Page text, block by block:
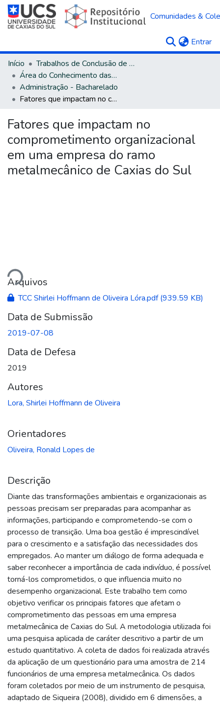
Comunidades &
Entrar
Início
Trabalhos de Conclusão de Curso
Área do Conhecimento das Ciências Sociais Aplicadas
Administração - Bacharelado
Fatores que impactam no comprometimento organizacional em uma empresa do ramo metalmecânico de Caxias do Sul
Fatores que impactam no
comprometimento organizacional
em uma empresa do ramo
metalmecânico de Caxias do Sul
Arquivos
TCC Shirlei Hoffmann de Oliveira Lóra.pdf(939.59 KB)
Data de Submissão
2019-07-08
Data de Defesa
2019
Autores
Lora, Shirlei Hoffmann de Oliveira
Orientadores
Oliveira, Ronald Lopes de
Descrição
Diante das transformações ambientais e organizacionais as
pessoas precisam ser preparadas para acompanhar as
informações, participando e comprometendo-se com o
processo de transição. Uma boa gestão é imprescindível
para o crescimento e a satisfação das necessidades dos
empregados. Ao manter um diálogo de forma adequada e
saber reconhecer a importância de cada indivíduo, é possível
torná-los comprometidos, o que influencia muito no
desempenho organizacional. Este trabalho tem como
objetivo verificar os principais fatores que afetam o
comprometimento das pessoas em uma empresa
metalmecânica de Caxias do Sul. A metodologia utilizada foi
uma pesquisa aplicada de caráter descritivo a partir de um
estudo quantitativo. A coleta de dados foi realizada através
da aplicação de um questionário para uma amostra de 214
funcionários de uma empresa metalmecânica. Os dados
foram coletados por meio de um instrumento de pesquisa,
adaptado de Siqueira (2008), dividido em 6 dimensões, a